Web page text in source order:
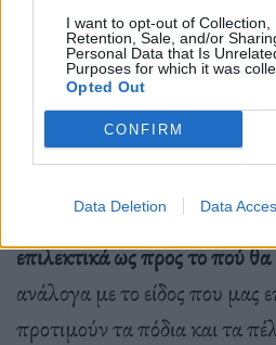
I want to opt-out of Collection,
Retention, Sale, and/or
Personal Data that Is
Purposes for which it was
Opted Out
CONFIRM
Data Deletion Data
μεγαλόσωμοι άνθρωποι,
προτιμήσουν τα κουνούπια.
οδηγεί στην τρέλα, είναι πως
επιλεκτικά ως προς το πού
ανάλογα με το είδος που μας
προτιμούν τα πόδια και τα